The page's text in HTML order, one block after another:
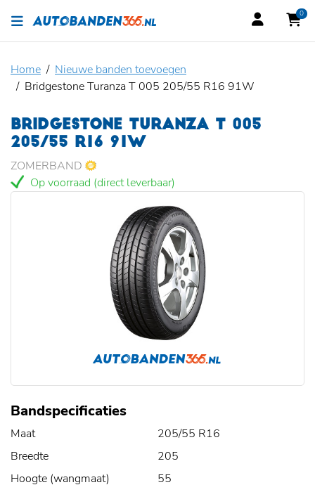
0
Home
Nieuwe banden toevoegen
Bridgestone Turanza T 005 205/55 R16 91W
BRIDGESTONE TURANZA T 005
205/55 R16 91W
ZOMERBAND
Op voorraad (direct leverbaar)
Bandspecificaties
Maat
205/55 R16
Breedte
205
Hoogte (wangmaat)
55